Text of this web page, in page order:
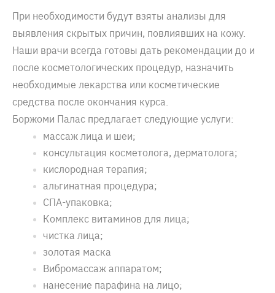
При необходимости будут взяты анализы для
выявления скрытых причин, повлиявших на кожу.
Наши врачи всегда готовы дать рекомендации до и
после косметологических процедур, назначить
необходимые лекарства или косметические
средства после окончания курса.
Боржоми Палас предлагает следующие услуги:
массаж лица и шеи;
консультация косметолога, дерматолога;
кислородная терапия;
альгинатная процедура;
СПА-упаковка;
Комплекс витаминов для лица;
чистка лица;
золотая маска
Вибромассаж аппаратом;
нанесение парафина на лицо;